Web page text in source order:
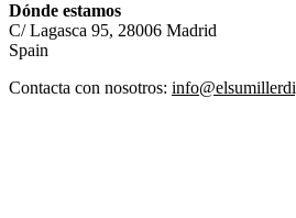
Dónde estamos
C/ Lagasca 95, 28006 Madrid
Spain
Contacta con nosotros: